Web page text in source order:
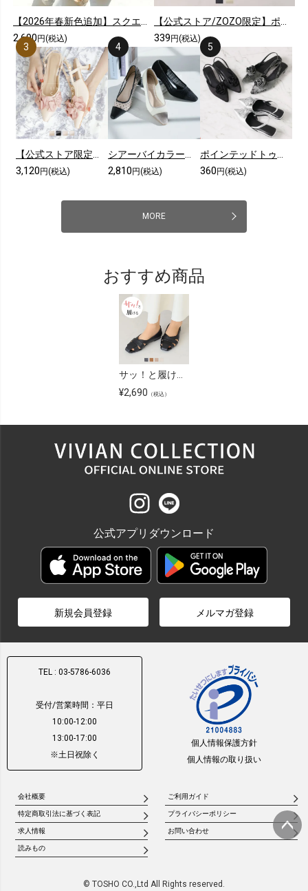
2,690 円(税込) 339 円(税込)
3,120 円(税込) 2,810 円(税込) 360 円(税込)
MORE
おすすめ商品
¥2,690 （税込）
公式アプリダウンロード
新規会員登録 メルマガ登録
TEL : 03-5786-6036
受付/営業時間：平日
10:00-12:00
13:00-17:00
※土日祝除く
個人情報保護方針
個人情報の取り扱い
会社概要 ご利用ガイド
特定商取引法に基づく表記 プライバシーポリシー
求人情報 お問い合わせ
読みもの
© TOSHO CO.,Ltd All Rights reserved.